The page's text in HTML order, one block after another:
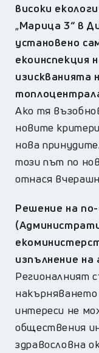
високи
„Марица 3“ в
установено
екоинспекция
изискванията
Ако тя
новите
нова
този път по
отнася
Решение на
изпълнение
Регионалният
интереси не
обществения
здравословна